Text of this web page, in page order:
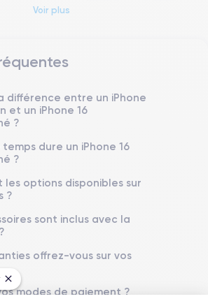
et poids de l’iPhone 16
170 g
Résolution de l’écran
Voir plus
différence entre un iPhone
et un iPhone 16
?
dure un iPhone 16
?
les options disponibles sur
?
sont inclus avec la
offrez-vous sur vos
modes de paiement ?